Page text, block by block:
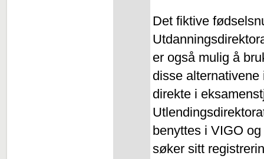
Det fiktive
er også mulig å
disse
direkte i
benyttes i VIGO
søker sitt